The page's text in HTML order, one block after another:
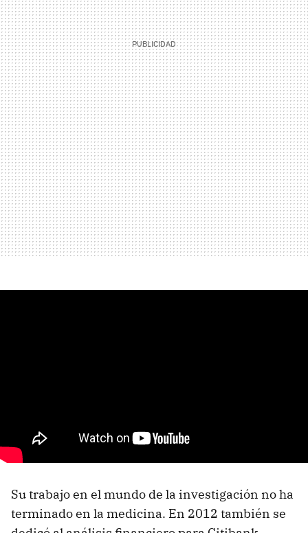
Su trabajo en el mundo de la investigación no ha
terminado en la medicina. En 2012 también se